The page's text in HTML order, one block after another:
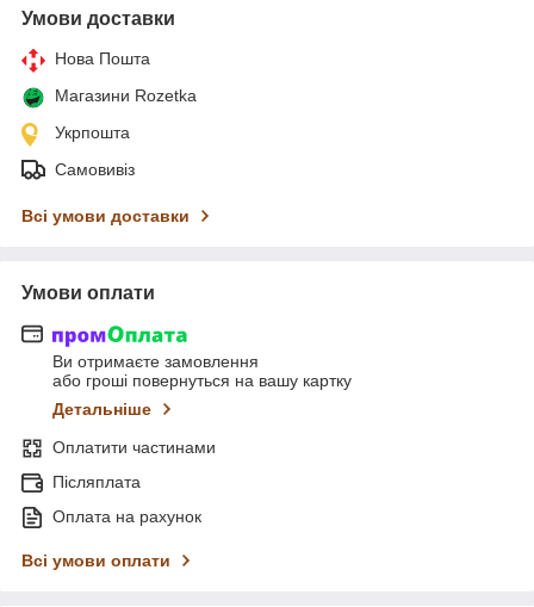
Умови доставки
Нова Пошта
Магазини Rozetka
Укрпошта
Самовивіз
Всі умови доставки
Умови оплати
Ви отримаєте замовлення
або гроші повернуться на вашу картку
Детальніше
Оплатити частинами
Післяплата
Оплата на рахунок
Всі умови оплати